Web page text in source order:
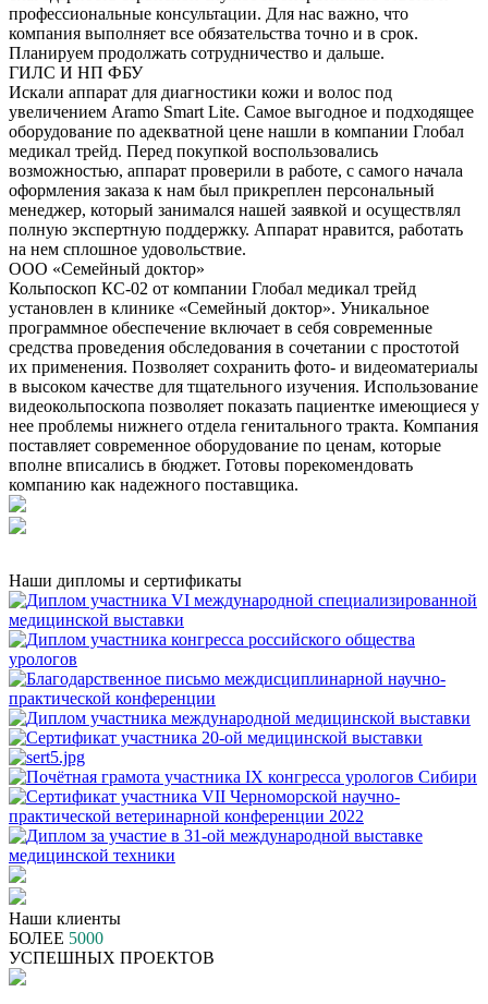
профессиональные консультации. Для нас важно, что
компания выполняет все обязательства точно и в срок.
Планируем продолжать сотрудничество и дальше.
ГИЛС И НП ФБУ
Искали аппарат для диагностики кожи и волос под
увеличением Aramo Smart Lite. Самое выгодное и подходящее
оборудование по адекватной цене нашли в компании Глобал
медикал трейд. Перед покупкой воспользовались
возможностью, аппарат проверили в работе, с самого начала
оформления заказа к нам был прикреплен персональный
менеджер, который занимался нашей заявкой и осуществлял
полную экспертную поддержку. Аппарат нравится, работать
на нем сплошное удовольствие.
ООО «Семейный доктор»
Кольпоскоп КС-02 от компании Глобал медикал трейд
установлен в клинике «Семейный доктор». Уникальное
программное обеспечение включает в себя современные
средства проведения обследования в сочетании с простотой
их применения. Позволяет сохранить фото- и видеоматериалы
в высоком качестве для тщательного изучения. Использование
видеокольпоскопа позволяет показать пациентке имеющиеся у
нее проблемы нижнего отдела генитального тракта. Компания
поставляет современное оборудование по ценам, которые
вполне вписались в бюджет. Готовы порекомендовать
компанию как надежного поставщика.
Наши дипломы и сертификаты
Наши клиенты
БОЛЕЕ 5000
УСПЕШНЫХ ПРОЕКТОВ